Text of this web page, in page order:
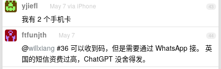
43
yjiefl May 7 via iPhone
我有 2 个手机卡
44
ftfunjth May 7
@willxiang #36 可以收到码，但是需要通过 WhatsApp 接。 英
国的短信资费过高，ChatGPT 没舍得发。